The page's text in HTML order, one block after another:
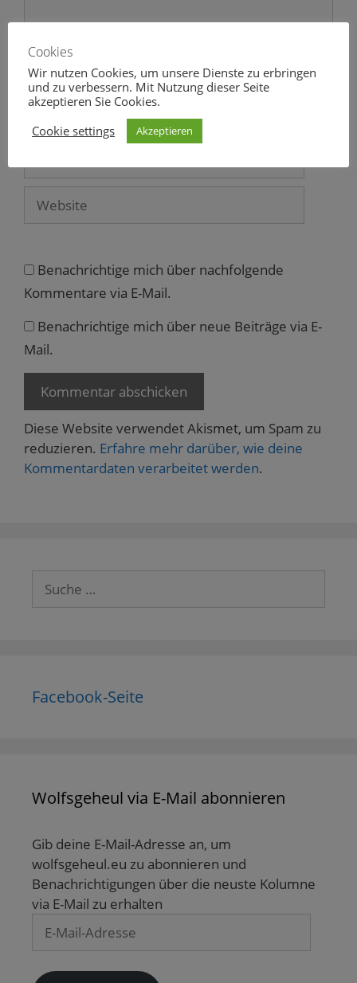
m
e
n
s
t
e
r
g
ö
f
e
t
Name
Mail
Website
Benachrichtige mich über nachfolgende
Kommentare via E-Mail.
Benachrichtige mich über neue Beiträge via E-
Mail.
Diese Website verwendet Akismet, um Spam zu
reduzieren. Erfahre mehr darüber, wie deine
Kommentardaten verarbeitet werden.
nach:
Facebook-Seite
Wolfsgeheul via E-Mail abonnieren
Gib deine E-Mail-Adresse an, um
wolfsgeheul.eu zu abonnieren und
Benachrichtigungen über die neuste Kolumne
via E-Mail zu erhalten
Mail-
Cookies
Wir nutzen Cookies, um unsere Dienste zu erbringen
und zu verbessern. Mit Nutzung dieser Seite
akzeptieren Sie Cookies.
Cookie settings
Akzeptieren